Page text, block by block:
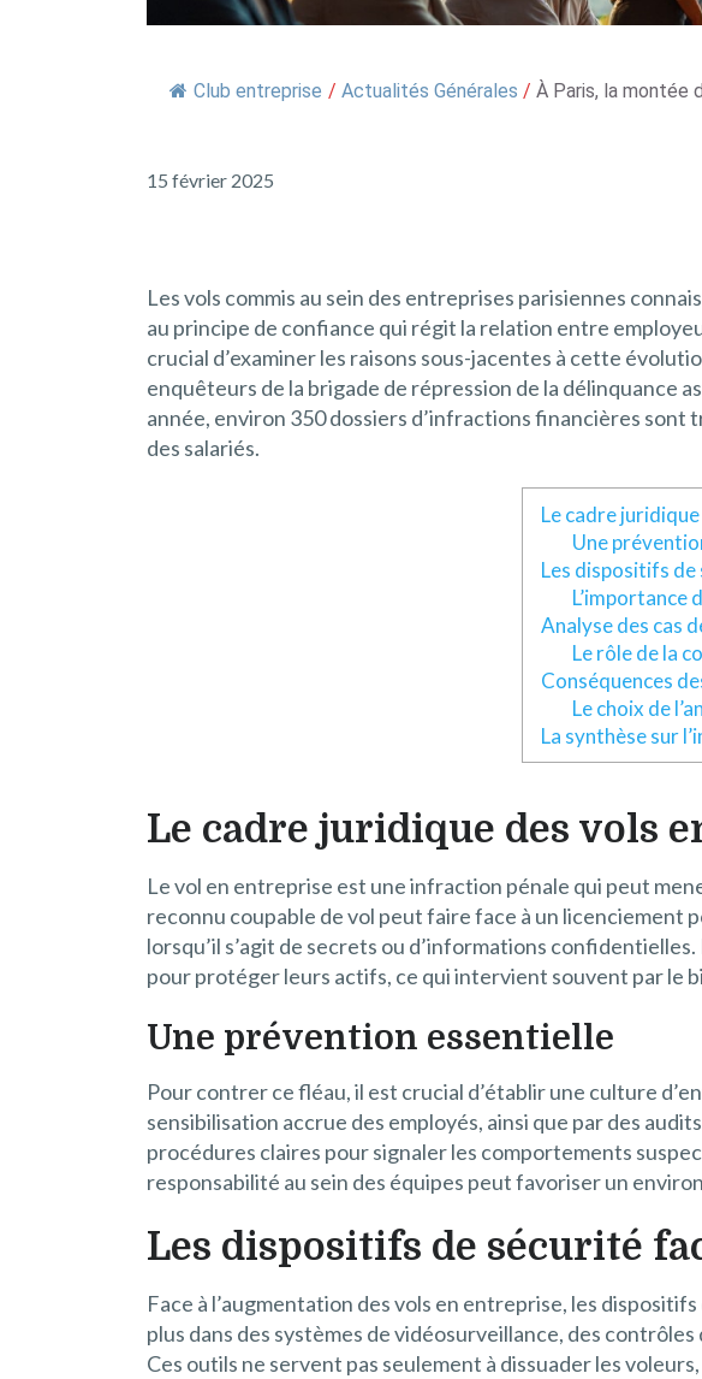
Club entreprise / Actualités Générales / À Paris, la montée
15 février 2025
Les vols commis au sein des entreprises parisiennes
au principe de confiance qui régit la relation entre
crucial d’examiner les raisons sous-jacentes à cette
enquêteurs de la brigade de répression de la délinquance
année, environ 350 dossiers d’infractions financières
des salariés.
Le cadre
Une
Les dispositifs de
L’importance
Analyse des cas
Le rôle de la
Conséquences
Le choix de
La synthèse sur
Le cadre juridique des vols
Le vol en entreprise est une infraction pénale qui peut
reconnu coupable de vol peut faire face à un
lorsqu’il s’agit de secrets ou d’informations
pour protéger leurs actifs, ce qui intervient souvent par le
Une prévention essentielle
Pour contrer ce fléau, il est crucial d’établir une culture
sensibilisation accrue des employés, ainsi que par des
procédures claires pour signaler les comportements
responsabilité au sein des équipes peut favoriser un
Les dispositifs de sécurité
Face à l’augmentation des vols en entreprise, les
plus dans des systèmes de vidéosurveillance, des
Ces outils ne servent pas seulement à dissuader les